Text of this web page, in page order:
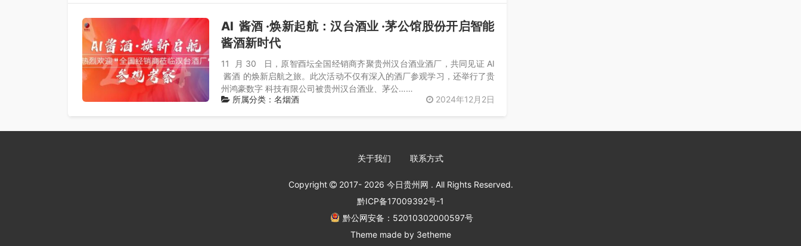
AI 酱酒 ·焕新起航：汉台酒业 ·茅公馆股份开启智能
酱酒新时代
11 月 30 日，原智酉坛全国经销商齐聚贵州汉台酒业酒厂，共同见证 AI
酱酒 的焕新启航之旅。此次活动不仅有深入的酒厂参观学习，还举行了贵
州鸿豪数字 科技有限公司被贵州汉台酒业、茅公……
所属分类：名烟酒
2024年12月2日
关于我们 联系方式
Copyright 2017- 2026 今日贵州网 . All Rights Reserved.
黔ICP备17009392号-1
黔公网安备：52010302000597号
Theme made by 3etheme